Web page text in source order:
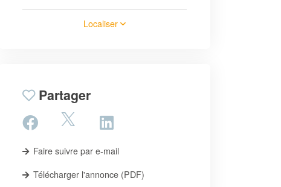
Localiser
Partager
Faire suivre par e-mail
Télécharger l'annonce (PDF)